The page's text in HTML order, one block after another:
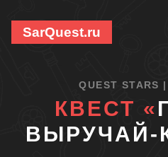
SarQuest.ru
QUEST STARS
КВЕСТ «
ВЫРУЧАЙ-